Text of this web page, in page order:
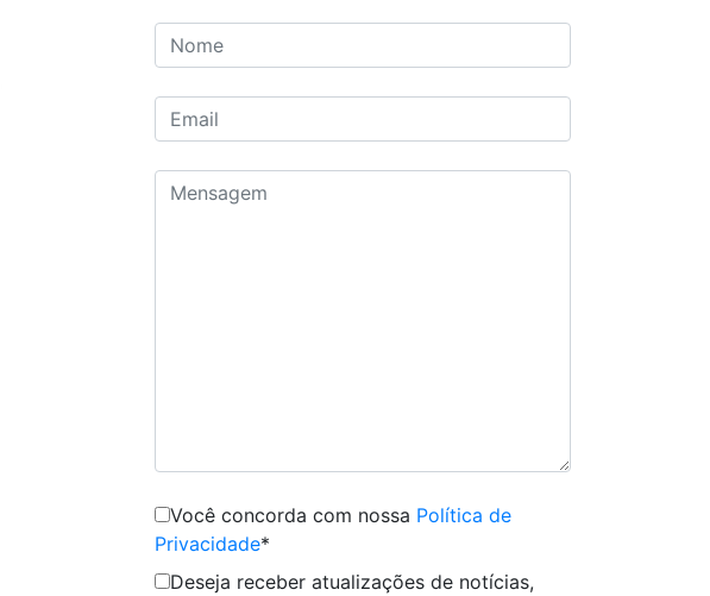
Você concorda com nossa Política de
Privacidade*
Deseja receber atualizações de notícias,